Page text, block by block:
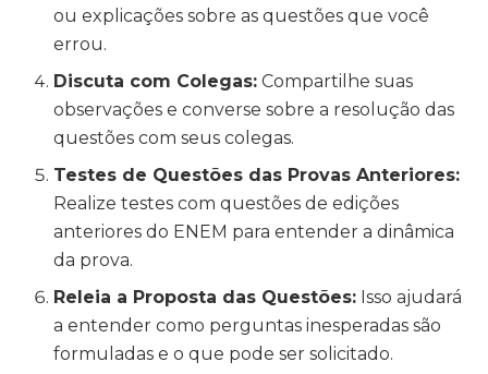
ou explicações sobre as questões que você
errou.
Discuta com Colegas: Compartilhe suas
observações e converse sobre a resolução das
questões com seus colegas.
Testes de Questões das Provas Anteriores:
Realize testes com questões de edições
anteriores do ENEM para entender a dinâmica
da prova.
Releia a Proposta das Questões: Isso ajudará
a entender como perguntas inesperadas são
formuladas e o que pode ser solicitado.